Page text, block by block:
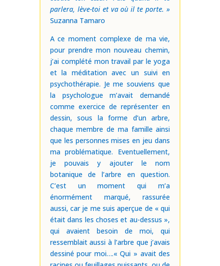
parlera, lève-toi et va où il te porte. »
Suzanna Tamaro
A ce moment complexe de ma vie,
pour prendre mon nouveau chemin,
j’ai complété mon travail par le yoga
et la méditation avec un suivi en
psychothérapie. Je me souviens que
la psychologue m’avait demandé
comme exercice de représenter en
dessin, sous la forme d’un arbre,
chaque membre de ma famille ainsi
que les personnes mises en jeu dans
ma problématique. Eventuellement,
je pouvais y ajouter le nom
botanique de l’arbre en question.
C’est un moment qui m’a
énormément marqué, rassurée
aussi, car je me suis aperçue de « qui
était dans les choses et au-dessus »,
qui avaient besoin de moi, qui
ressemblait aussi à l’arbre que j’avais
dessiné pour moi….« Qui » avait des